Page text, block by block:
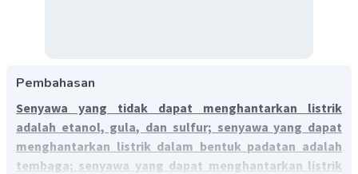
Pembahasan
Senyawa yang tidak dapat menghantarkan listrik
adalah etanol, gula, dan sulfur; senyawa yang dapat
menghantarkan listrik dalam bentuk padatan adalah
tembaga; senyawa yang dapat menghantarkan listrik